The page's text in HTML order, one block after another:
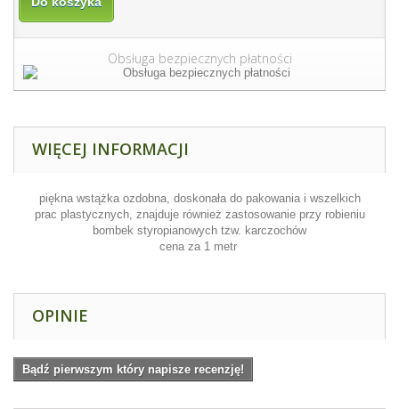
Obsługa bezpiecznych płatności
WIĘCEJ INFORMACJI
piękna wstążka ozdobna, doskonała do pakowania i wszelkich
prac plastycznych, znajduje również zastosowanie przy robieniu
bombek styropianowych tzw. karczochów
cena za 1 metr
OPINIE
Bądź pierwszym który napisze recenzję!